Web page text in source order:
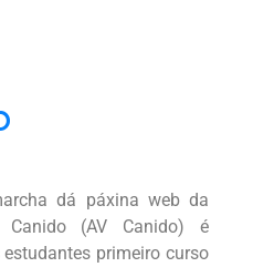
dá páxina web da
Canido (AV Canido) é
primeiro curso